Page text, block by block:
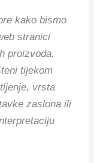
kako bismo
stranici
proizvoda.
tijekom
vrsta
zaslona ili